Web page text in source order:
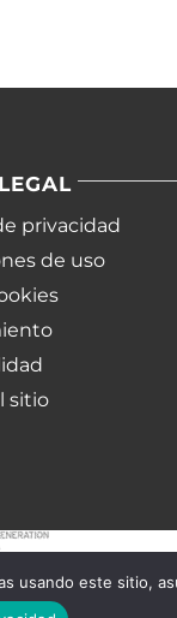
privacidad
de uso
sitio
usando este sitio,